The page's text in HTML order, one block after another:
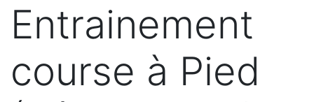
Entrainement
course à Pied